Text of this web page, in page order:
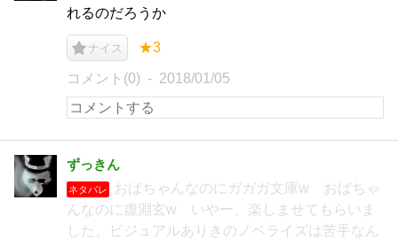
れるのだろうか
ナイス ★3
コメント(0) 2018/01/05
ずっきん
ネタバレ
おばちゃんなのにガガガ文庫w おばちゃ
んなのに虚淵玄w いやー、楽しませてもらいま
した。ビジュアルありきのノベライズは苦手なん